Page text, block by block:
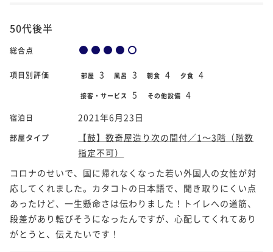
50代後半
総合点
項目別評価 部屋 3 風呂 3 朝食 4 夕食 4
接客・サービス 5 その他設備 4
宿泊日 2021年6月23日
部屋タイプ
【鼓】数奇屋造り次の間付／1～3階（階数
指定不可）
コロナのせいで、国に帰れなくなった若い外国人の女性が対
応してくれました。カタコトの日本語で、聞き取りにくい点
あったけど、一生懸命さは伝わりました！トイレへの道筋、
段差があり転びそうになったんですが、心配してくれてあり
がとうと、伝えたいです！